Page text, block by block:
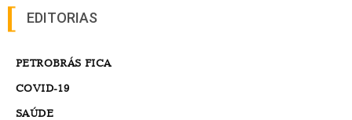
EDITORIAS
PETROBRÁS FICA
COVID-19
SAÚDE